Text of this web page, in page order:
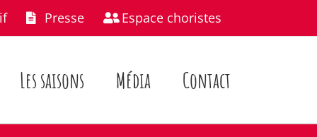
Presse Espace choristes
Les saisons Média Contact